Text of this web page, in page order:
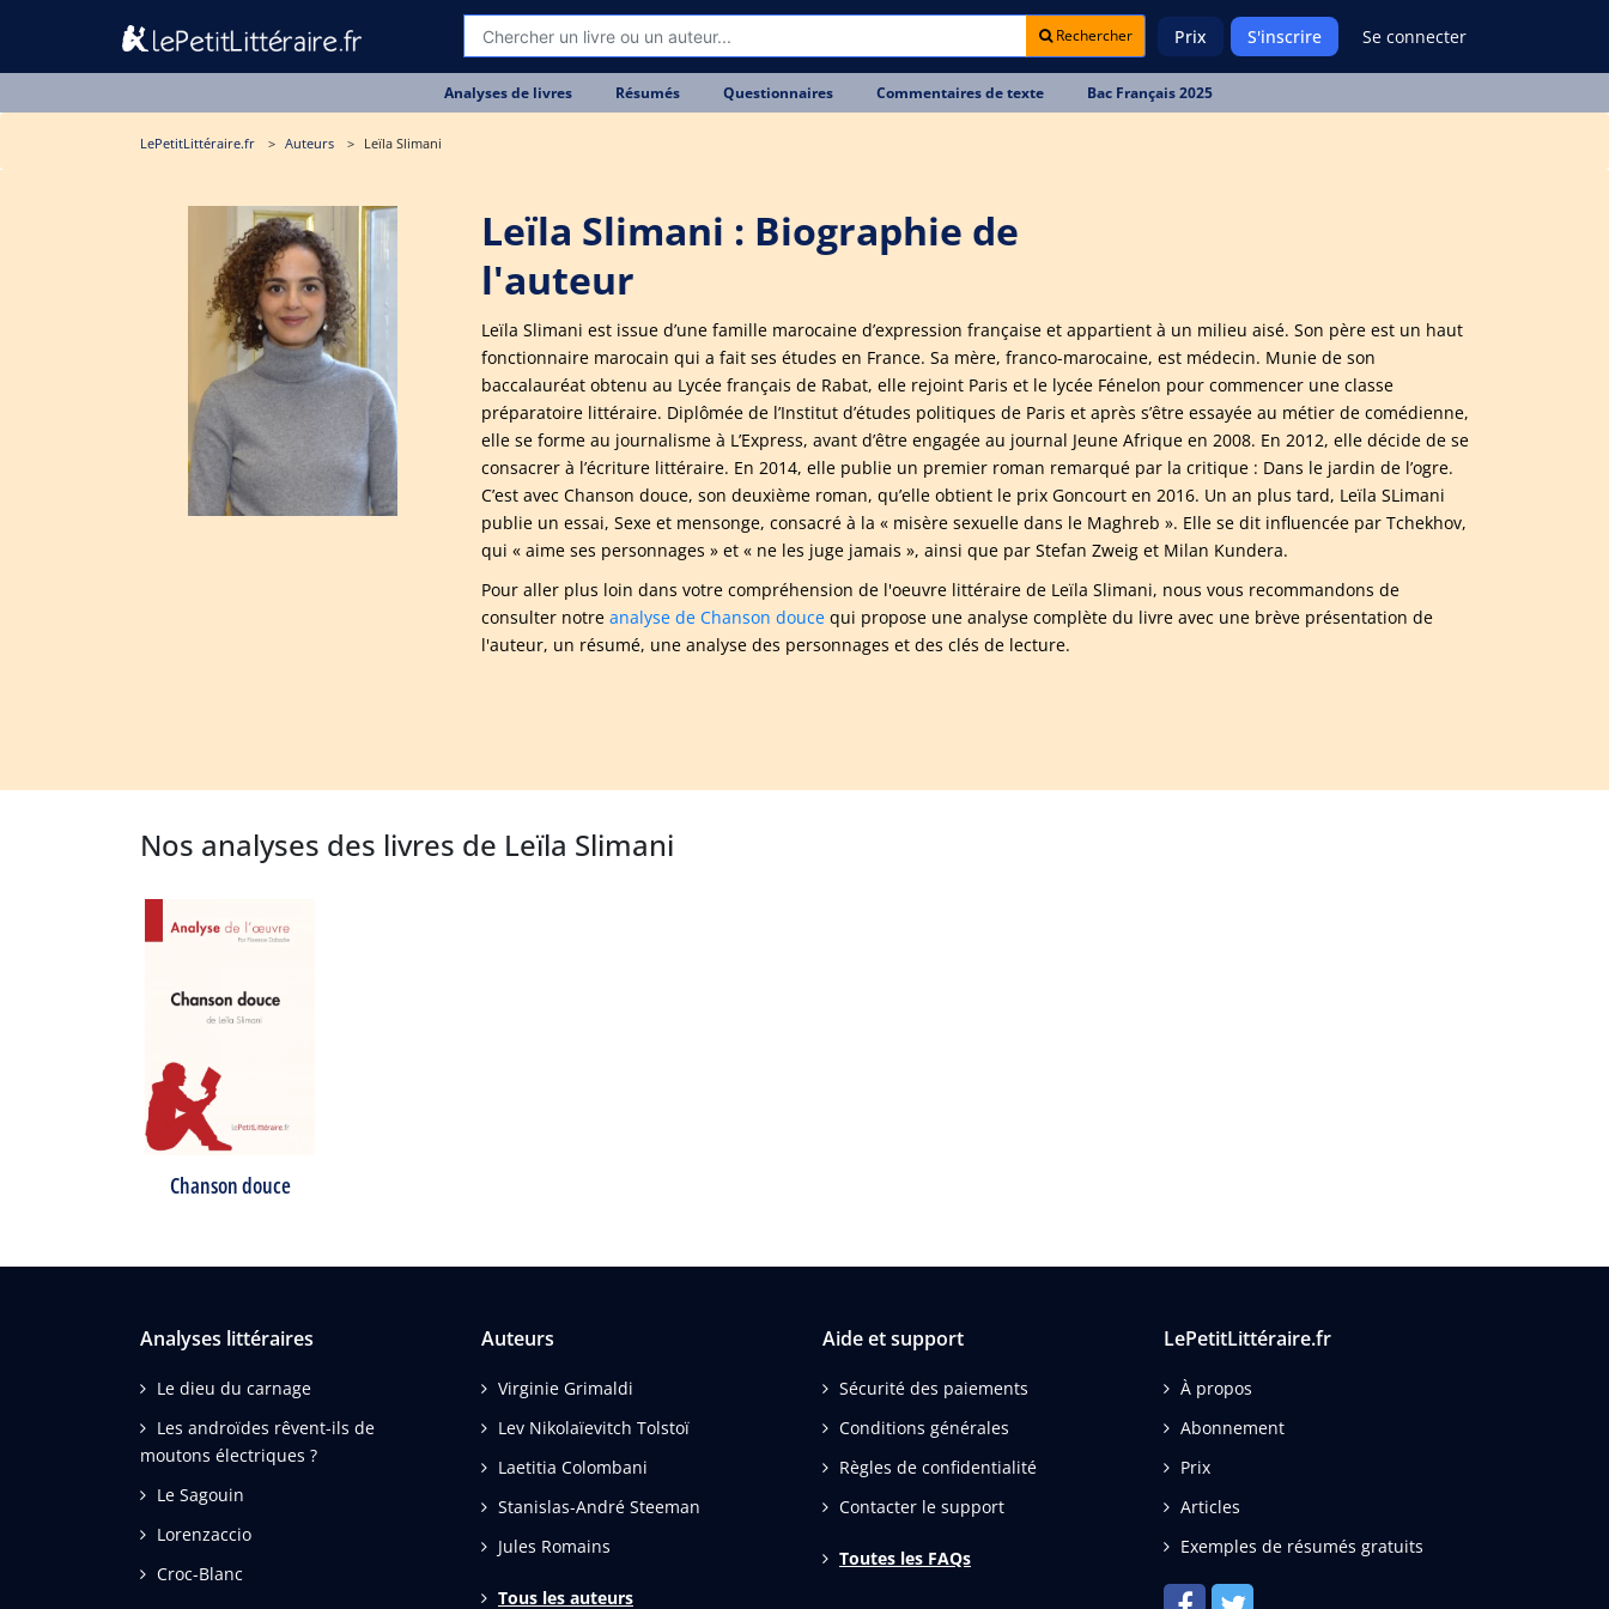
Rechercher Prix S'inscrire Se connecter
Analyses de livres Résumés Questionnaires Commentaires de texte Bac Français 2025
LePetitLittéraire.fr Auteurs Leïla Slimani
Leïla Slimani : Biographie de
l'auteur
Leïla Slimani est issue d’une famille marocaine d’expression française et appartient à un milieu aisé. Son père est un haut
fonctionnaire marocain qui a fait ses études en France. Sa mère, franco-marocaine, est médecin. Munie de son
baccalauréat obtenu au Lycée français de Rabat, elle rejoint Paris et le lycée Fénelon pour commencer une classe
préparatoire littéraire. Diplômée de l’Institut d’études politiques de Paris et après s’être essayée au métier de comédienne,
elle se forme au journalisme à L’Express, avant d’être engagée au journal Jeune Afrique en 2008. En 2012, elle décide de se
consacrer à l’écriture littéraire. En 2014, elle publie un premier roman remarqué par la critique : Dans le jardin de l’ogre.
C’est avec Chanson douce, son deuxième roman, qu’elle obtient le prix Goncourt en 2016. Un an plus tard, Leïla SLimani
publie un essai, Sexe et mensonge, consacré à la « misère sexuelle dans le Maghreb ». Elle se dit influencée par Tchekhov,
qui « aime ses personnages » et « ne les juge jamais », ainsi que par Stefan Zweig et Milan Kundera.
Pour aller plus loin dans votre compréhension de l'oeuvre littéraire de Leïla Slimani, nous vous recommandons de
consulter notre analyse de Chanson douce qui propose une analyse complète du livre avec une brève présentation de
l'auteur, un résumé, une analyse des personnages et des clés de lecture.
Nos analyses des livres de Leïla Slimani
Chanson douce
Analyses littéraires
Le dieu du carnage
Les androïdes rêvent-ils de
moutons électriques ?
Le Sagouin
Lorenzaccio
Croc-Blanc
Auteurs
Virginie Grimaldi
Lev Nikolaïevitch Tolstoï
Laetitia Colombani
Stanislas-André Steeman
Jules Romains
Tous les auteurs
Aide et support
Sécurité des paiements
Conditions générales
Règles de confidentialité
Contacter le support
Toutes les FAQs
LePetitLittéraire.fr
À propos
Abonnement
Prix
Articles
Exemples de résumés gratuits